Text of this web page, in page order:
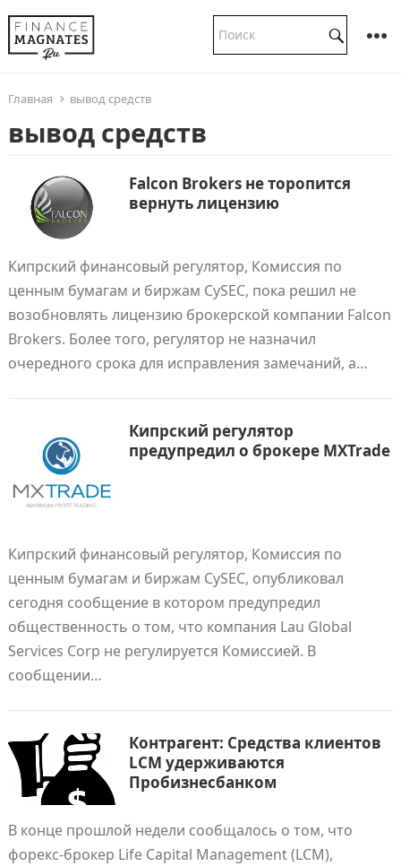
Главная вывод средств
вывод средств
Falcon Brokers не торопится
вернуть лицензию
Кипрский финансовый регулятор, Комиссия по
ценным бумагам и биржам CySEC, пока решил не
возобновлять лицензию брокерской компании Falcon
Brokers. Более того, регулятор не назначил
очередного срока для исправления замечаний, а…
Кипрский регулятор
предупредил о брокере MXTrade
Кипрский финансовый регулятор, Комиссия по
ценным бумагам и биржам CySEC, опубликовал
сегодня сообщение в котором предупредил
общественность о том, что компания Lau Global
Services Corp не регулируется Комиссией. В
сообщении…
Контрагент: Средства клиентов
LCM удерживаются
Пробизнесбанком
В конце прошлой недели сообщалось о том, что
форекс-брокер Life Capital Management (LCM),